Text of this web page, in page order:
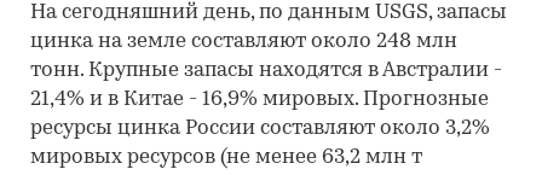
На сегодняшний день, по данным USGS, запасы
цинка на земле составляют около 248 млн
тонн. Крупные запасы находятся в Австралии -
21,4% и в Китае - 16,9% мировых. Прогнозные
ресурсы цинка России составляют около 3,2%
мировых ресурсов (не менее 63,2 млн т